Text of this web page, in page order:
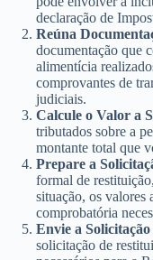
declaração de
Reúna
documentação que
alimentícia
comprovantes de
judiciais.
Calcule o Valor a
tributados sobre a
montante total que
Prepare a
formal de
situação, os valores
comprobatória
Envie a
solicitação de